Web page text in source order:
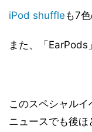
iPod shuffle も7
また、「EarPods
このスペシャル
ニュースでも後ほ